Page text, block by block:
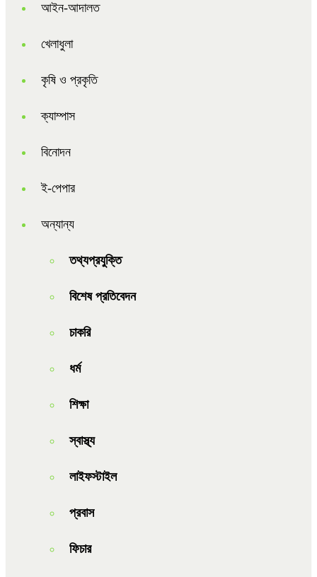
আইন-আদালত
খেলাধুলা
কৃষি ও প্রকৃতি
ক্যাম্পাস
বিনোদন
ই-পেপার
অন্যান্য
তথ্যপ্রযুক্তি
বিশেষ প্রতিবেদন
চাকরি
ধর্ম
শিক্ষা
স্বাস্থ্য
লাইফস্টাইল
প্রবাস
ফিচার